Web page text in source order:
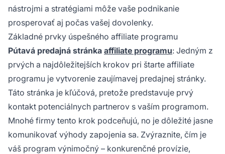
nástrojmi a stratégiami môže vaše podnikanie
prosperovať aj počas vašej dovolenky.
Základné prvky úspešného affiliate programu
Pútavá predajná stránka affiliate programu: Jedným z
prvých a najdôležitejších krokov pri štarte affiliate
programu je vytvorenie zaujímavej predajnej stránky.
Táto stránka je kľúčová, pretože predstavuje prvý
kontakt potenciálnych partnerov s vaším programom.
Mnohé firmy tento krok podceňujú, no je dôležité jasne
komunikovať výhody zapojenia sa. Zvýraznite, čím je
váš program výnimočný – konkurenčné provízie,